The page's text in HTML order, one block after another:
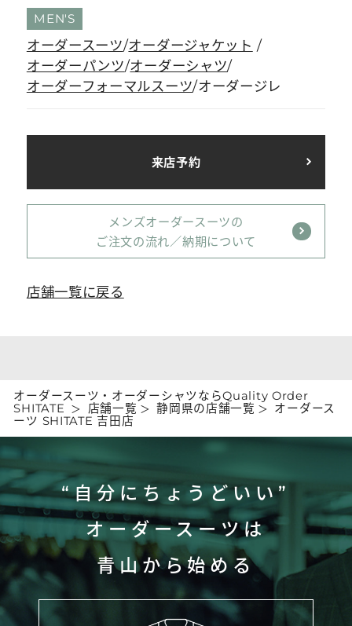
MEN'S
オーダースーツ オーダージャケット
オーダーパンツ オーダーシャツ
オーダーフォーマルスーツ オーダージレ
来店予約
メンズオーダースーツの
ご注文の流れ／納期について
店舗一覧に戻る
オーダースーツ・オーダーシャツならQuality Order
SHITATE
店舗一覧 静岡県の店舗一覧
オーダース
ーツ SHITATE 吉田店
“自分にちょうどいい”
オーダースーツは
青山から始める